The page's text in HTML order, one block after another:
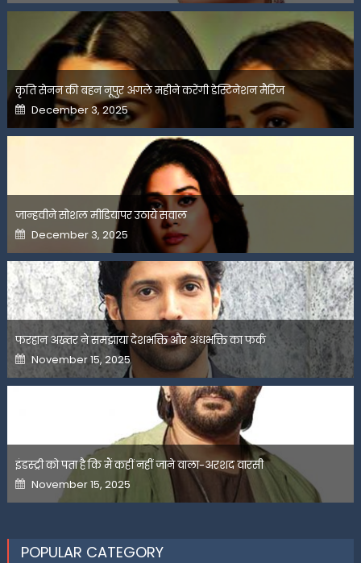
कृति सेनन की बहन नूपुर अगले महीने करेंगी डेस्टिनेशन मैरिज
Posted
on
December 3, 2025
जान्हवीने सोशल मीडियापर उठाये सवाल
Posted
on
December 3, 2025
फरहान अख्तर ने समझाया देशभक्ति और अंधभक्ति का फर्क
Posted
on
November 15, 2025
इंडस्ट्री को पता है कि मैं कहीं नहीं जाने वाला-अरशद वारसी
Posted
on
November 15, 2025
POPULAR CATEGORY